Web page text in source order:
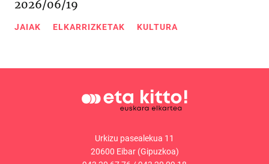
2026/06/19
JAIAK ELKARRIZKETAK KULTURA
Urkizu pasealekua 11
20600 Eibar (Gipuzkoa)